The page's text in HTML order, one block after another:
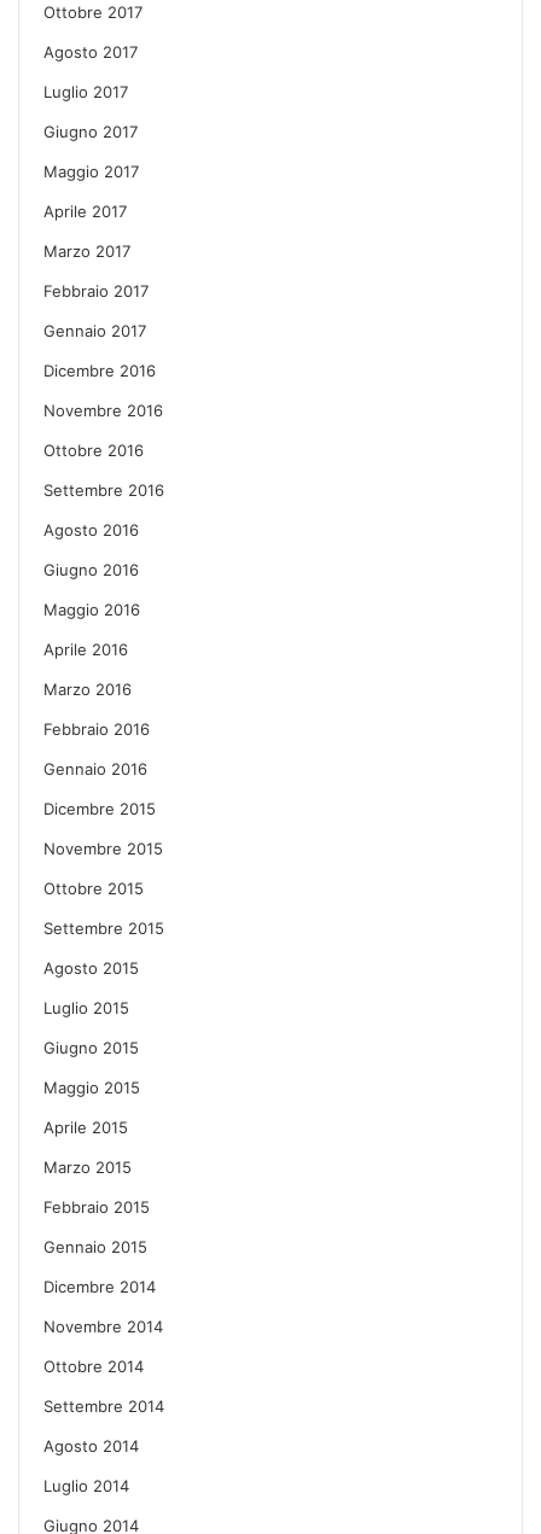
Ottobre 2017
Agosto 2017
Luglio 2017
Giugno 2017
Maggio 2017
Aprile 2017
Marzo 2017
Febbraio 2017
Gennaio 2017
Dicembre 2016
Novembre 2016
Ottobre 2016
Settembre 2016
Agosto 2016
Giugno 2016
Maggio 2016
Aprile 2016
Marzo 2016
Febbraio 2016
Gennaio 2016
Dicembre 2015
Novembre 2015
Ottobre 2015
Settembre 2015
Agosto 2015
Luglio 2015
Giugno 2015
Maggio 2015
Aprile 2015
Marzo 2015
Febbraio 2015
Gennaio 2015
Dicembre 2014
Novembre 2014
Ottobre 2014
Settembre 2014
Agosto 2014
Luglio 2014
Giugno 2014